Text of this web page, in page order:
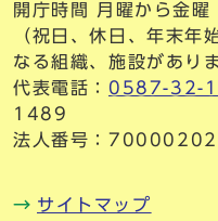
開庁時間 月曜から金
（祝日、休日、年末年
なる組織、施設があり
代表電話： 0587-32-
1489
法人番号：
サイトマップ